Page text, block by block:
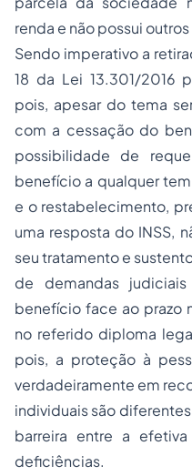
renda e não possui
Sendo imperativo a
18 da Lei 13.301/2016
pois, apesar do tema
com a cessação do
possibilidade de
benefício a qualquer
e o restabelecimento,
uma resposta do INSS,
seu tratamento e
de demandas
benefício face ao prazo
no referido diploma
pois, a proteção à
verdadeiramente em
individuais são
barreira entre a
deficiências.